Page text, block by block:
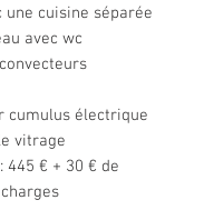
une cuisine séparée
avec wc
cumulus électrique
vitrage
445 € + 30 € de